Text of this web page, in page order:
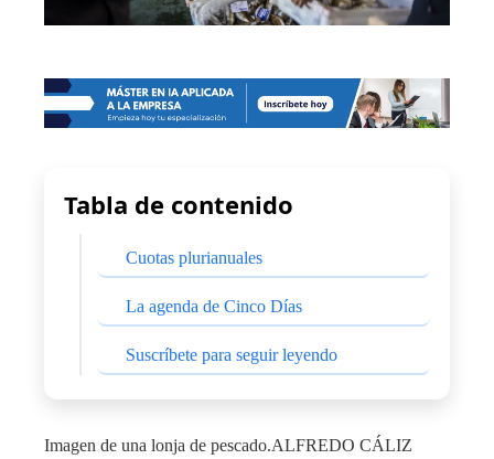
Tabla de contenido
Cuotas plurianuales
La agenda de Cinco Días
Suscríbete para seguir leyendo
Imagen de una lonja de pescado.ALFREDO CÁLIZ